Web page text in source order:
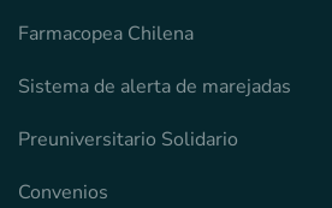
Farmacopea Chilena
Sistema de alerta de marejadas
Preuniversitario Solidario
Convenios